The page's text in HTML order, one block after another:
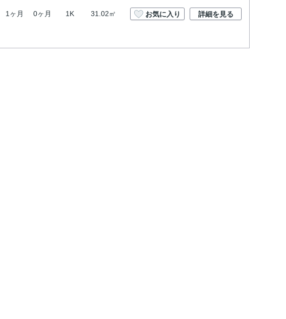
1ヶ月 0ヶ月 1K 31.02㎡ お気に入り 詳細を見る